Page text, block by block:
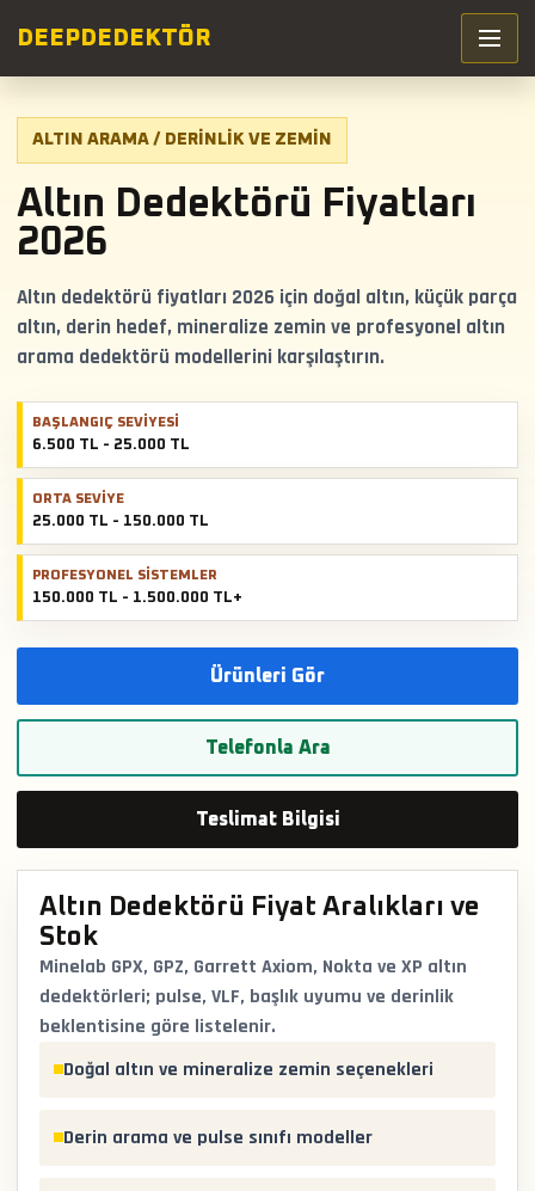
DEEP DEDEKTÖR
ALTIN ARAMA / DERINLIK VE ZEMIN
Altın Dedektörü Fiyatları
2026
Altın dedektörü fiyatları 2026 için doğal altın, küçük parça
altın, derin hedef, mineralize zemin ve profesyonel altın
arama dedektörü modellerini karşılaştırın.
BAŞLANGIÇ SEVIYESI
6.500 TL - 25.000 TL
ORTA SEVIYE
25.000 TL - 150.000 TL
PROFESYONEL SISTEMLER
150.000 TL - 1.500.000 TL+
Ürünleri Gör
Telefonla Ara
Teslimat Bilgisi
Altın Dedektörü Fiyat Aralıkları ve
Stok
Minelab GPX, GPZ, Garrett Axiom, Nokta ve XP altın
dedektörleri; pulse, VLF, başlık uyumu ve derinlik
beklentisine göre listelenir.
Doğal altın ve mineralize zemin seçenekleri
Derin arama ve pulse sınıfı modeller